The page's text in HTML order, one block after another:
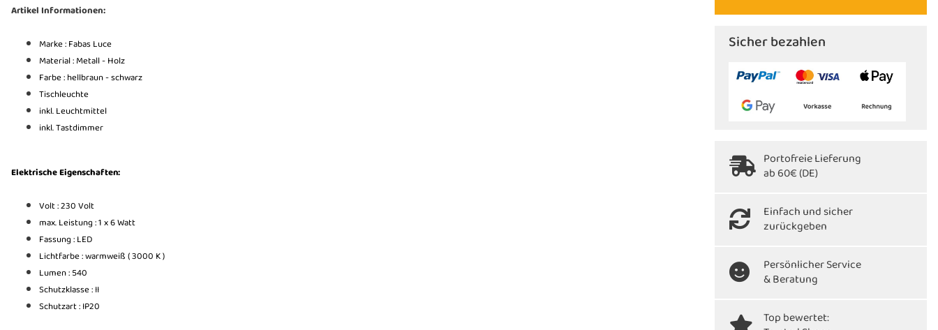
Artikel Informationen:
Marke : Fabas Luce
Material : Metall - Holz
Farbe : hellbraun - schwarz
Tischleuchte
inkl. Leuchtmittel
inkl. Tastdimmer
Elektrische Eigenschaften:
Volt : 230 Volt
max. Leistung : 1 x 6 Watt
Fassung : LED
Lichtfarbe : warmweiß ( 3000 K )
Lumen : 540
Schutzklasse : II
Schutzart : IP20
Sicher bezahlen
Portofreie Lieferung
ab 60€ (DE)
Einfach und sicher
zurückgeben
Persönlicher Service
& Beratung
Top bewertet: